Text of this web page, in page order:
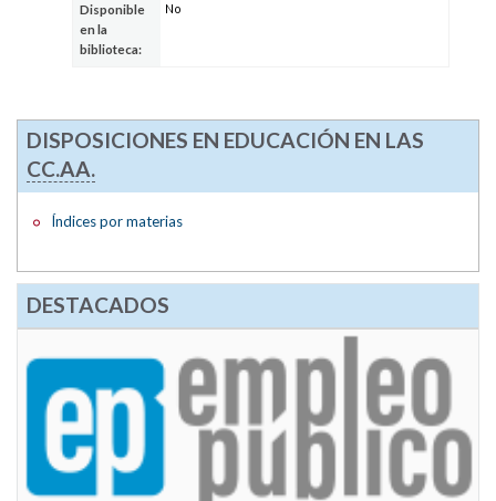
Disponible
en la
biblioteca:
No
DISPOSICIONES EN EDUCACIÓN EN LAS
CC.AA.
Índices por materias
DESTACADOS